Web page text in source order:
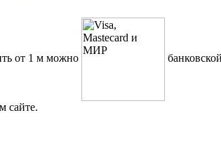
от 1 м можно
сайте.